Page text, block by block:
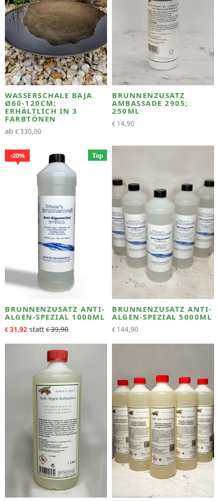
WASSERSCHALE BAJA
Ø60-120CM;
ERHÄLTLICH IN 3
FARBTÖNEN
ab €330,00
BRUNNENZUSATZ
AMBASSADE 2905;
250ML
€ 14,90
Top
20%
BRUNNENZUSATZ ANTI-
ALGEN-SPEZIAL 1000ML
€31,92 €39,90
BRUNNENZUSATZ ANTI-
ALGEN-SPEZIAL 5000ML
€ 144,90